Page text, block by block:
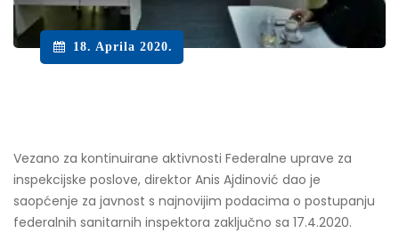
18. Aprila 2020.
Vezano za kontinuirane aktivnosti Federalne uprave za
inspekcijske poslove, direktor Anis Ajdinović dao je
saopćenje za javnost s najnovijim podacima o postupanju
federalnih sanitarnih inspektora zaključno sa 17.4.2020.